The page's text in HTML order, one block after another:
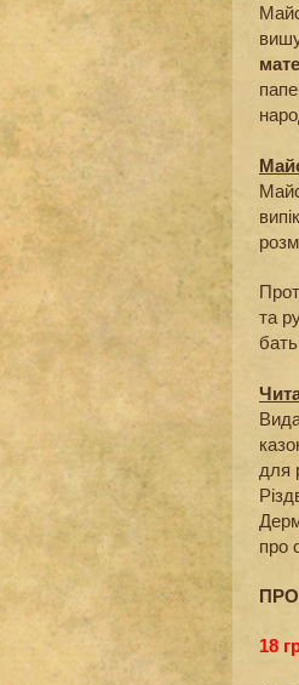
та
для
про
18